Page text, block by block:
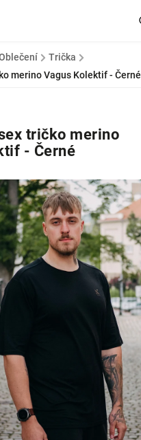
/ Trička /
merino Vagus Kolektif - Černé
tričko merino
- Černé